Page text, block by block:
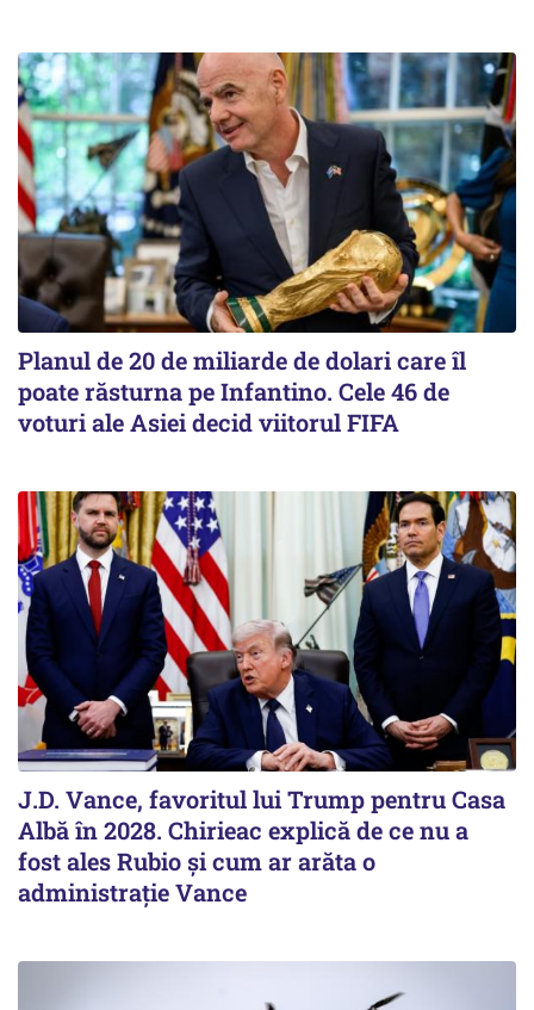
Planul de 20 de miliarde de dolari care îl
poate răsturna pe Infantino. Cele 46 de
voturi ale Asiei decid viitorul FIFA
J.D. Vance, favoritul lui Trump pentru Casa
Albă în 2028. Chirieac explică de ce nu a
fost ales Rubio și cum ar arăta o
administrație Vance